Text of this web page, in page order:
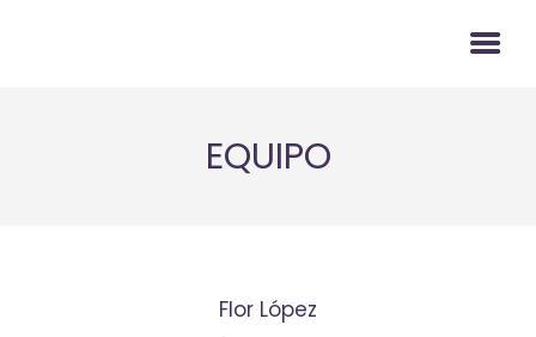
EQUIPO
NOSOTROS
Flor López